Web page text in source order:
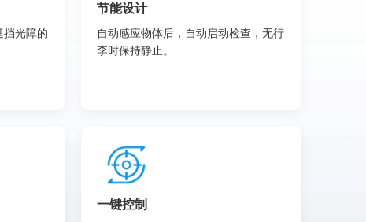
挡光障的
节能设计
自动感应物体后，自动启动检查，无行
李时保持静止。
一键控制